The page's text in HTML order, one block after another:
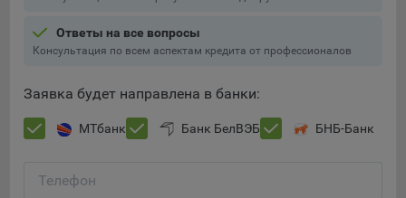
Ответы на все вопросы
Консультация по всем аспектам кредита от профессионалов
Заявка будет направлена в банки:
МТбанк Банк БелВЭБ БНБ-Банк
Телефон